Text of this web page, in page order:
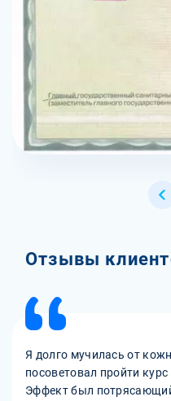
Отзывы
Я долго мучилась от
посоветовал пройти
Эффект был